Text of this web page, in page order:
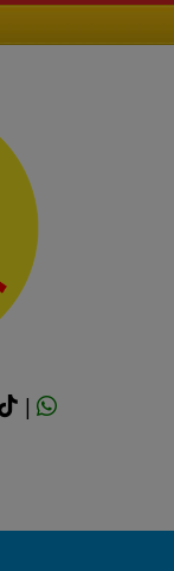
|